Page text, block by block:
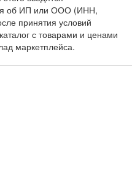
об ИП или ООО (ИНН,
принятия условий
с товарами и ценами
маркетплейса.